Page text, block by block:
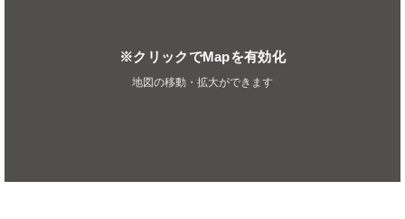
※クリックでMapを有効化
地図の移動・拡大ができます